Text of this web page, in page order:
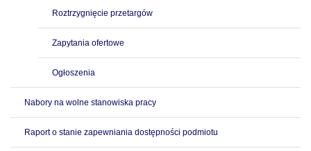
Roztrzygnięcie przetargów
Zapytania ofertowe
Ogłoszenia
Nabory na wolne stanowiska pracy
Raport o stanie zapewniania dostępności podmiotu